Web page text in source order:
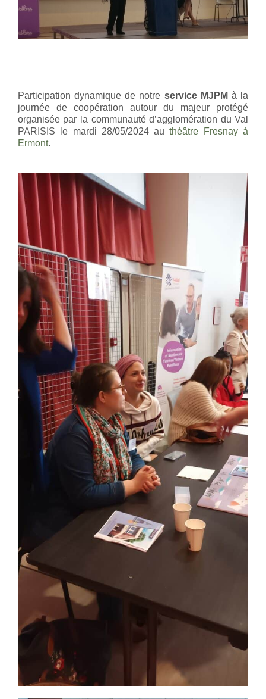
Participation dynamique de notre service MJPM à la
journée de coopération autour du majeur protégé
organisée par la communauté d’agglomération du Val
PARISIS le mardi 28/05/2024 au théâtre Fresnay à
Ermont.